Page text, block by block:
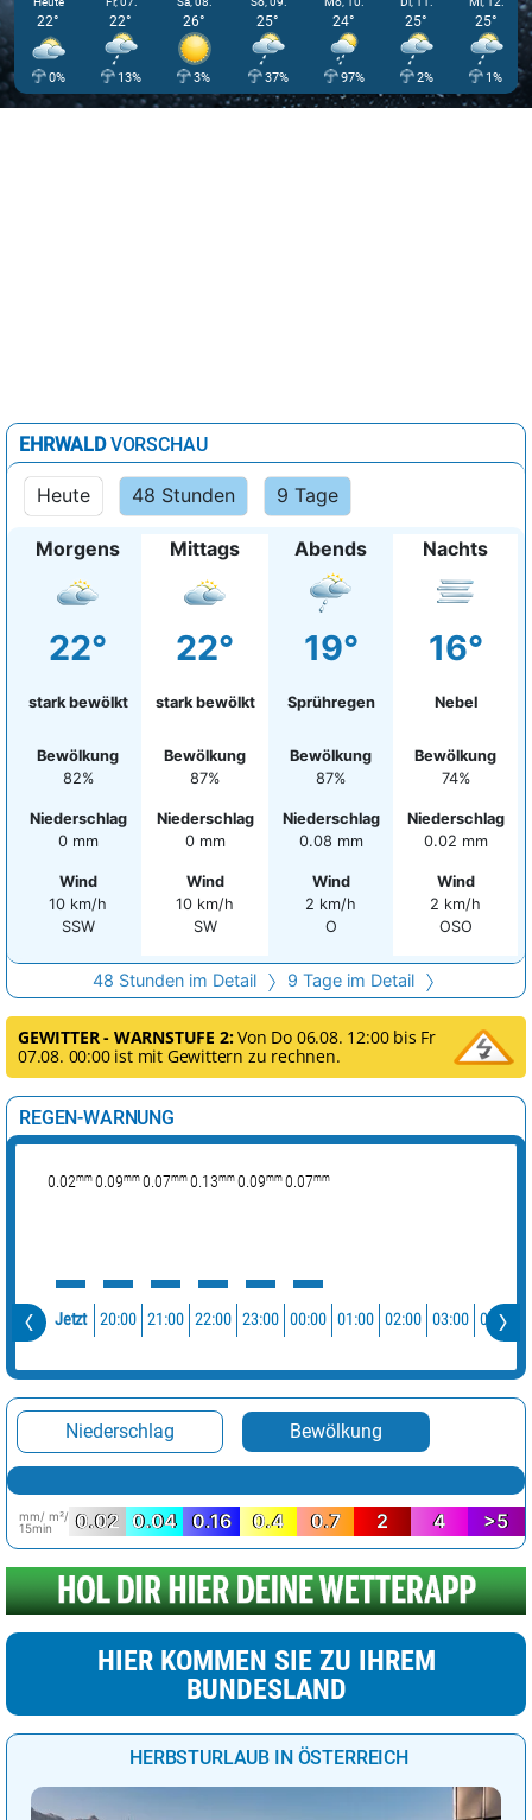
22°
0%
22°
13%
26°
3%
25°
37%
24°
97%
25°
2%
25°
1%
EHRWALDVORSCHAU
Heute 48 Stunden 9 Tage
Morgens
22°
stark bewölkt
Bewölkung
82%
Niederschlag
0 mm
Wind
10 km/h
SSW
Mittags
22°
stark bewölkt
Bewölkung
87%
Niederschlag
0 mm
Wind
10 km/h
SW
Abends
19°
Sprühregen
Bewölkung
87%
Niederschlag
0.08 mm
Wind
2 km/h
O
Nachts
16°
Nebel
Bewölkung
74%
Niederschlag
0.02 mm
Wind
2 km/h
OSO
48 Stunden im Detail 9 Tage im Detail
GEWITTER - WARNSTUFE 2:Von Do 06.08. 12:00 bis Fr
07.08. 00:00 ist mit Gewittern zu rechnen.
REGEN-WARNUNG
0.02mm 0.09mm 0.07mm 0.13mm 0.09mm 0.07mm
Jetzt 20:00 21:00 22:00 23:00 00:00 01:00 02:00 03:00 04:00
Niederschlag Bewölkung
mm/ m²/
15min
0.02 0.04 0.16 0.4 0.7 2 4 >5
HIER KOMMEN SIE ZU IHREM
BUNDESLAND
HERBSTURLAUB IN ÖSTERREICH